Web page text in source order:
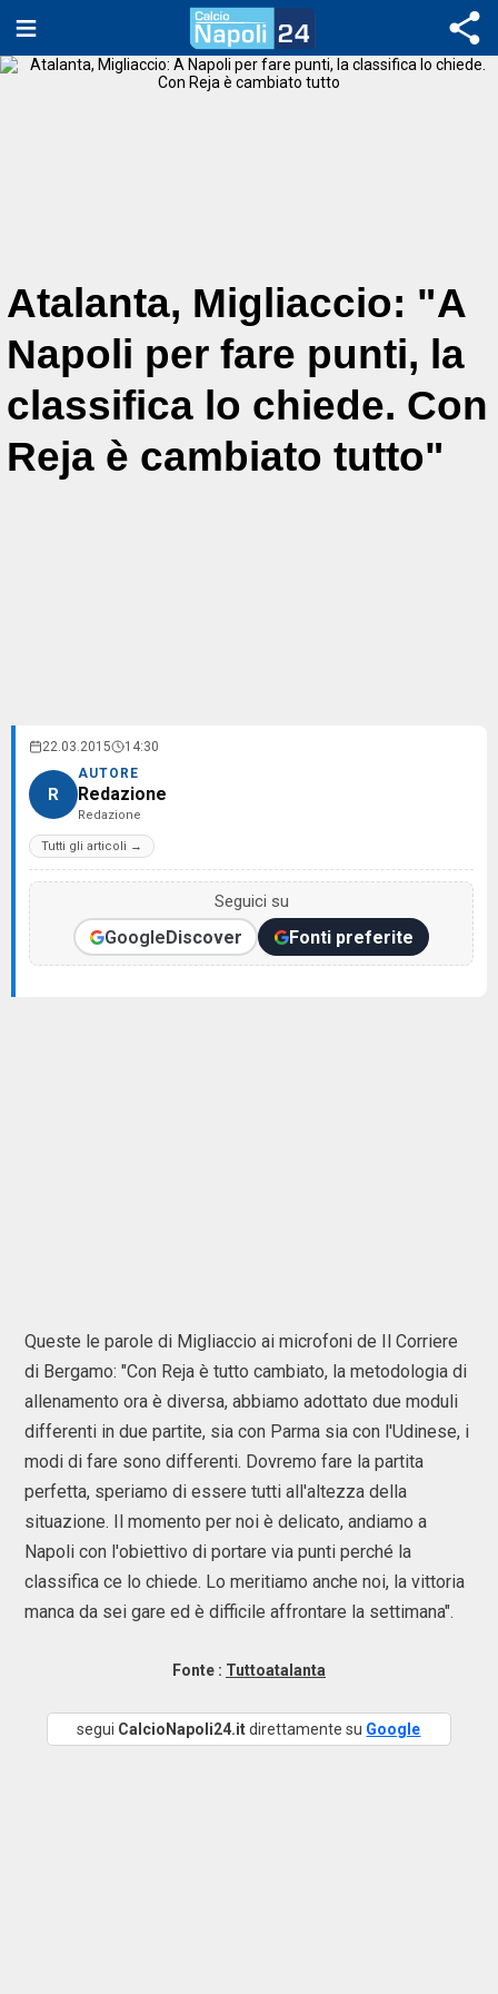
Atalanta, Migliaccio: "A
Napoli per fare punti, la
classifica lo chiede. Con
Reja è cambiato tutto"
22.03.2015 14:30
R
AUTORE
Redazione
Redazione
Tutti gli articoli →
Seguici su
GoogleDiscover Fonti preferite
Queste le parole di Migliaccio ai microfoni de Il Corriere
di Bergamo: "Con Reja è tutto cambiato, la metodologia di
allenamento ora è diversa, abbiamo adottato due moduli
differenti in due partite, sia con Parma sia con l'Udinese, i
modi di fare sono differenti. Dovremo fare la partita
perfetta, speriamo di essere tutti all'altezza della
situazione. Il momento per noi è delicato, andiamo a
Napoli con l'obiettivo di portare via punti perché la
classifica ce lo chiede. Lo meritiamo anche noi, la vittoria
manca da sei gare ed è difficile affrontare la settimana".
Fonte : Tuttoatalanta
segui CalcioNapoli24.itdirettamente su Google